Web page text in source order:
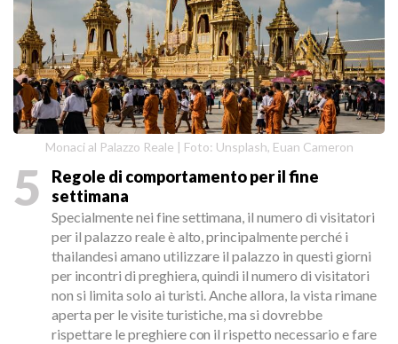
Monaci al Palazzo Reale | Foto: Unsplash, Euan Cameron
5
Regole di comportamento per il fine
settimana
Specialmente nei fine settimana, il numero di visitatori
per il palazzo reale è alto, principalmente perché i
thailandesi amano utilizzare il palazzo in questi giorni
per incontri di preghiera, quindi il numero di visitatori
non si limita solo ai turisti. Anche allora, la vista rimane
aperta per le visite turistiche, ma si dovrebbe
rispettare le preghiere con il rispetto necessario e fare